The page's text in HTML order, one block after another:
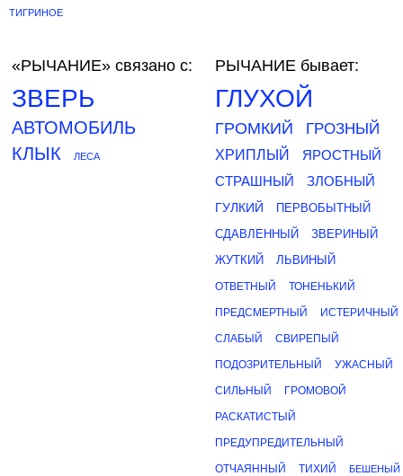
ТИГРИНОЕ
«РЫЧАНИЕ» связано с:
ЗВЕРЬ
АВТОМОБИЛЬ
КЛЫК
ЛЕСА
РЫЧАНИЕ бывает:
ГЛУХОЙ
ГРОМКИЙ ГРОЗНЫЙ
ХРИПЛЫЙ
ЯРОСТНЫЙ
СТРАШНЫЙ
ЗЛОБНЫЙ
ГУЛКИЙ
ПЕРВОБЫТНЫЙ
СДАВЛЕННЫЙ
ЗВЕРИНЫЙ
ЖУТКИЙ
ЛЬВИНЫЙ
ОТВЕТНЫЙ ТОНЕНЬКИЙ
ПРЕДСМЕРТНЫЙ ИСТЕРИЧНЫЙ
СЛАБЫЙ СВИРЕПЫЙ
ПОДОЗРИТЕЛЬНЫЙ УЖАСНЫЙ
СИЛЬНЫЙ ГРОМОВОЙ
РАСКАТИСТЫЙ
ПРЕДУПРЕДИТЕЛЬНЫЙ
ОТЧАЯННЫЙ ТИХИЙ БЕШЕНЫЙ